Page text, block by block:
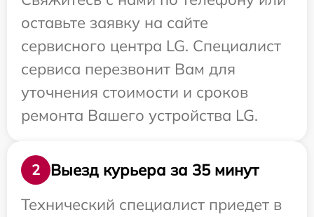
оставьте заявку на сайте
сервисного центра LG. Специалист
сервиса перезвонит Вам для
уточнения стоимости и сроков
ремонта Вашего устройства LG.
2
Выезд курьера за 35 минут
Технический специалист приедет в